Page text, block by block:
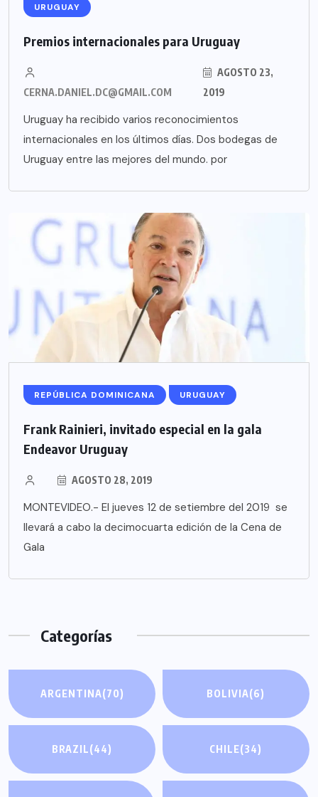
URUGUAY
Premios internacionales para Uruguay
CERNA.DANIEL.DC@GMAIL.COM
AGOSTO 23,
2019
Uruguay ha recibido varios reconocimientos
internacionales en los últimos días. Dos bodegas de
Uruguay entre las mejores del mundo. por
REPÚBLICA DOMINICANA URUGUAY
Frank Rainieri, invitado especial en la gala
Endeavor Uruguay
AGOSTO 28, 2019
MONTEVIDEO.- El jueves 12 de setiembre del 2019 se
llevará a cabo la decimocuarta edición de la Cena de
Gala
Categorías
ARGENTINA(70) BOLIVIA(6)
BRAZIL(44) CHILE(34)